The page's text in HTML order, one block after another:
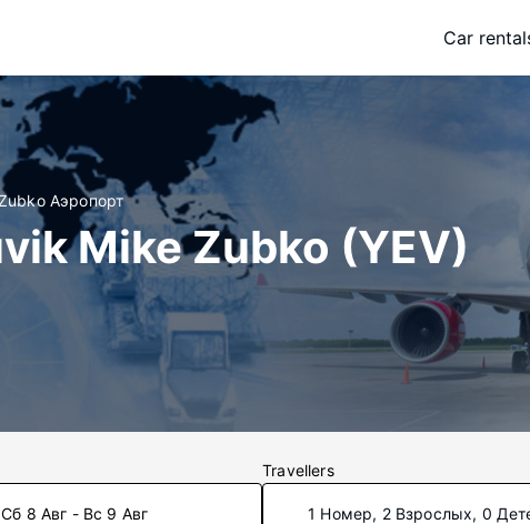
Car
Аэропорт
Mike Zubko (YEV)
Сб 8 Авг - Вс 9 Авг
Travellers
1 Номер, 2 Взрослых, 0